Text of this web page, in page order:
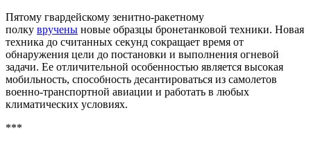
Пятому гвардейскому зенитно-ракетному
полку вручены новые образцы бронетанковой техники. Новая
техника до считанных секунд сокращает время от
обнаружения цели до постановки и выполнения огневой
задачи. Ее отличительной особенностью является высокая
мобильность, способность десантироваться из самолетов
военно-транспортной авиации и работать в любых
климатических условиях.
***